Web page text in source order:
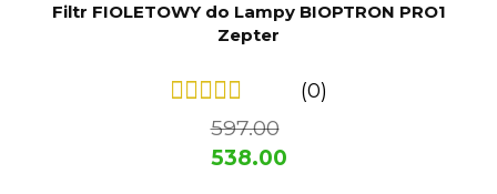
Filtr FIOLETOWY do Lampy BIOPTRON PRO1
Zepter
(0)
597.00
538.00